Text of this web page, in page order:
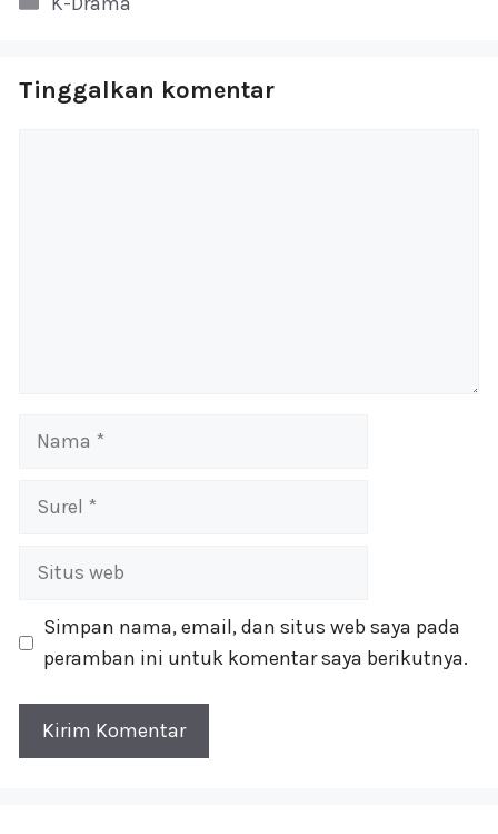
Tinggalkan komentar
Nama
Surel
Situs
Simpan nama, email, dan situs web saya pada
peramban ini untuk komentar saya berikutnya.